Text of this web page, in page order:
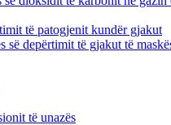
të patogjenit kundër gjakut
së depërtimit të gjakut të
të unazës